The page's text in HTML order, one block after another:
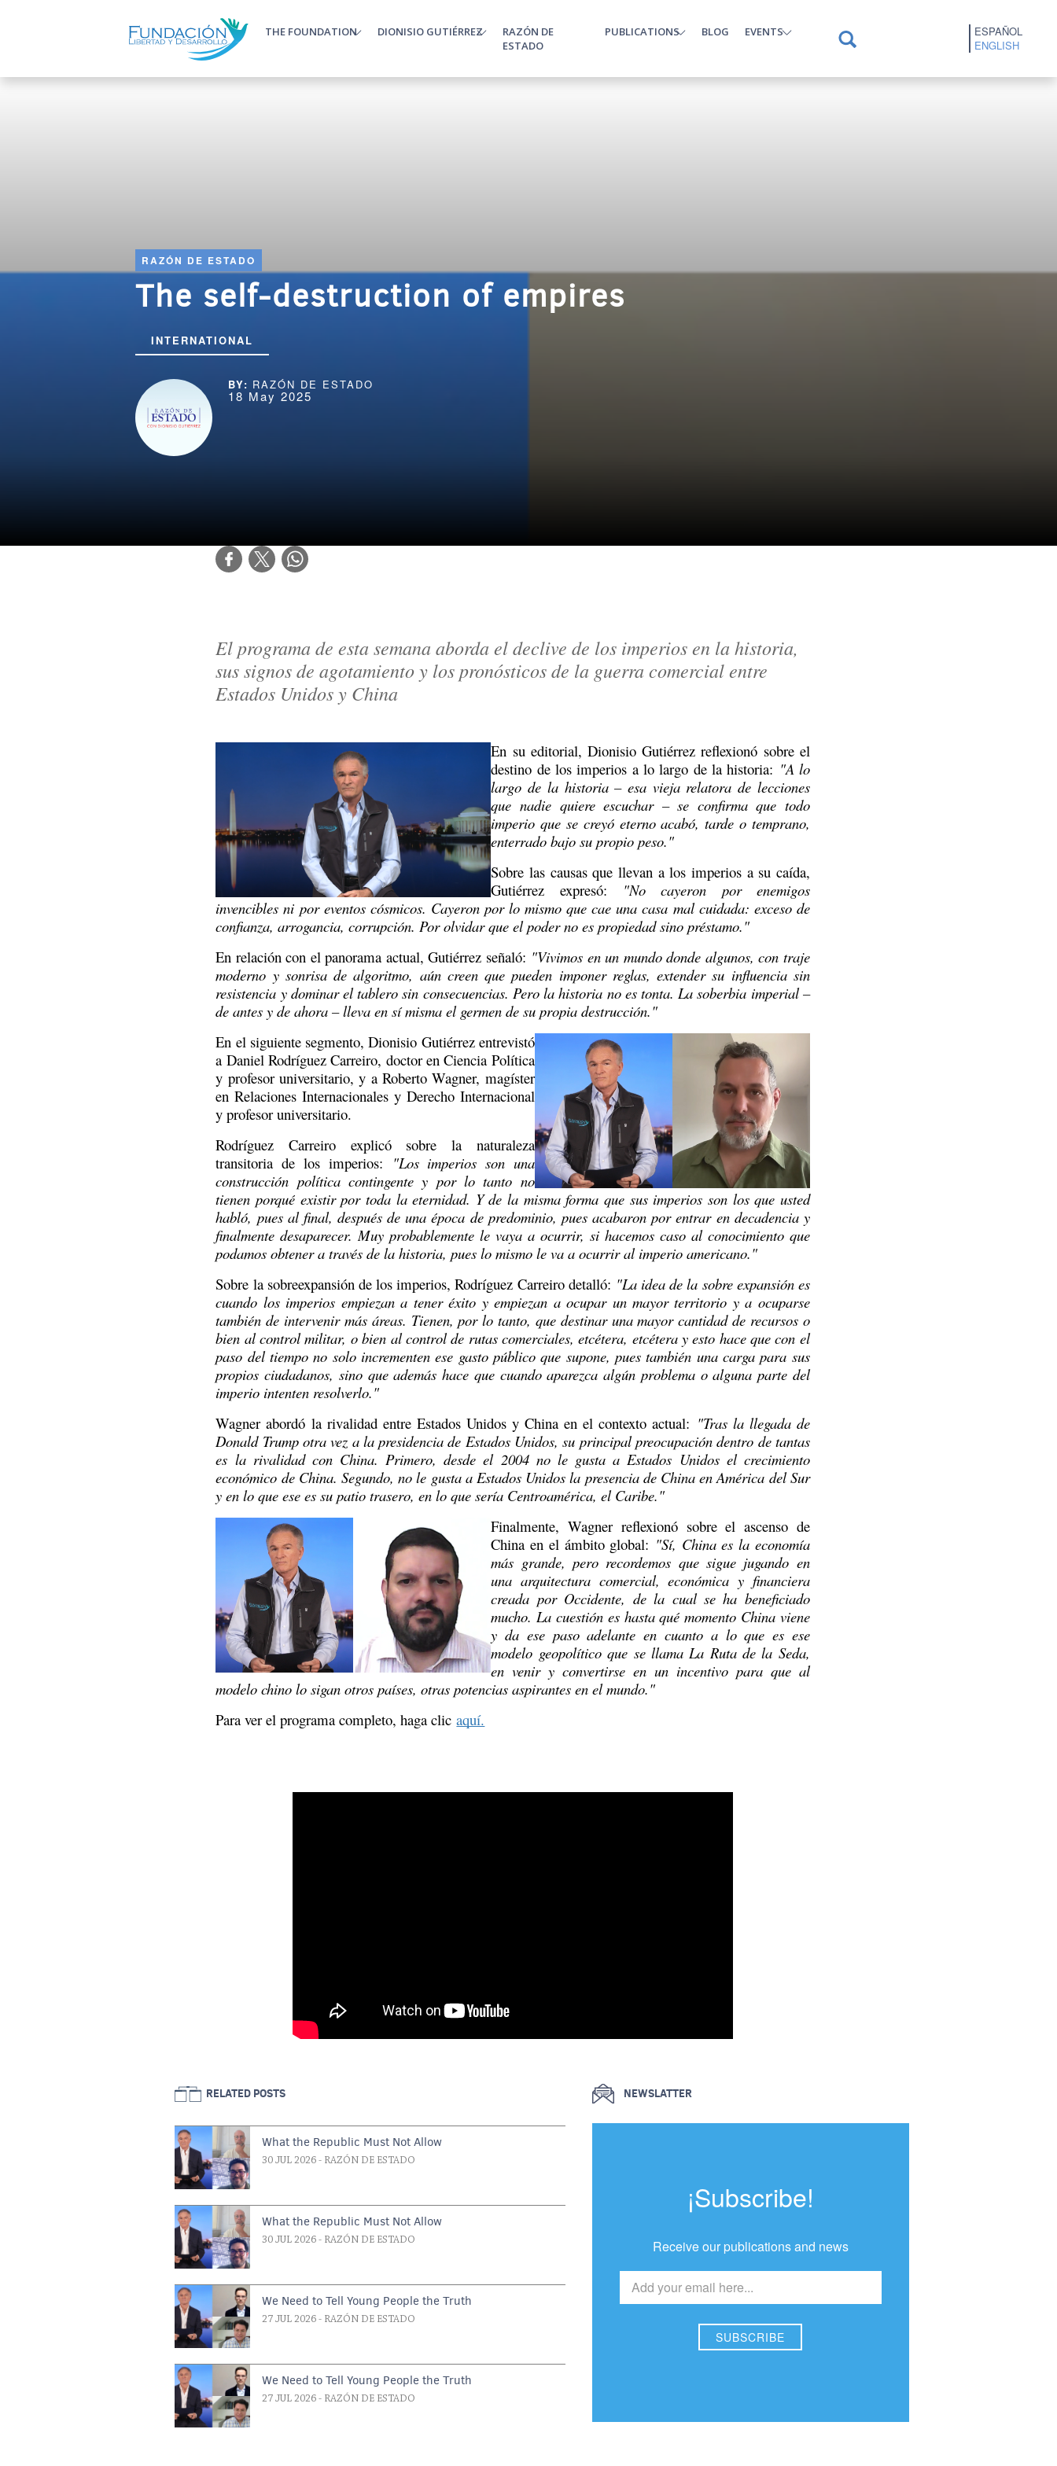
THE FOUNDATION DIONISIO GUTIÉRREZ
RAZÓN DE
ESTADO
PUBLICATIONS BLOG EVENTS
ESPAÑOL
ENGLISH
RAZÓN DE ESTADO
The self-destruction of empires
INTERNATIONAL
RAZÓN DE ESTADO
18 May 2025
El programa de esta semana aborda el declive de los imperios en la historia,
sus signos de agotamiento y los pronósticos de la guerra comercial entre
Estados Unidos y China
En su editorial, Dionisio Gutiérrez reflexionó sobre el
destino de los imperios a lo largo de la historia: "A lo
largo de la historia – esa vieja relatora de lecciones
que nadie quiere escuchar – se confirma que todo
imperio que se creyó eterno acabó, tarde o temprano,
enterrado bajo su propio peso."
Sobre las causas que llevan a los imperios a su caída,
Gutiérrez expresó: "No cayeron por enemigos
invencibles ni por eventos cósmicos. Cayeron por lo mismo que cae una casa mal cuidada: exceso de
confianza, arrogancia, corrupción. Por olvidar que el poder no es propiedad sino préstamo."
En relación con el panorama actual, Gutiérrez señaló: "Vivimos en un mundo donde algunos, con traje
moderno y sonrisa de algoritmo, aún creen que pueden imponer reglas, extender su influencia sin
resistencia y dominar el tablero sin consecuencias. Pero la historia no es tonta. La soberbia imperial –
de antes y de ahora – lleva en sí misma el germen de su propia destrucción."
En el siguiente segmento, Dionisio Gutiérrez entrevistó
a Daniel Rodríguez Carreiro, doctor en Ciencia Política
y profesor universitario, y a Roberto Wagner, magíster
en Relaciones Internacionales y Derecho Internacional
y profesor universitario.
Rodríguez Carreiro explicó sobre la naturaleza
transitoria de los imperios: "Los imperios son una
construcción política contingente y por lo tanto no
tienen porqué existir por toda la eternidad. Y de la misma forma que sus imperios son los que usted
habló, pues al final, después de una época de predominio, pues acabaron por entrar en decadencia y
finalmente desaparecer. Muy probablemente le vaya a ocurrir, si hacemos caso al conocimiento que
podamos obtener a través de la historia, pues lo mismo le va a ocurrir al imperio americano."
Sobre la sobreexpansión de los imperios, Rodríguez Carreiro detalló: "La idea de la sobre expansión es
cuando los imperios empiezan a tener éxito y empiezan a ocupar un mayor territorio y a ocuparse
también de intervenir más áreas. Tienen, por lo tanto, que destinar una mayor cantidad de recursos o
bien al control militar, o bien al control de rutas comerciales, etcétera, etcétera y esto hace que con el
paso del tiempo no solo incrementen ese gasto público que supone, pues también una carga para sus
propios ciudadanos, sino que además hace que cuando aparezca algún problema o alguna parte del
imperio intenten resolverlo."
Wagner abordó la rivalidad entre Estados Unidos y China en el contexto actual: "Tras la llegada de
Donald Trump otra vez a la presidencia de Estados Unidos, su principal preocupación dentro de tantas
es la rivalidad con China. Primero, desde el 2004 no le gusta a Estados Unidos el crecimiento
económico de China. Segundo, no le gusta a Estados Unidos la presencia de China en América del Sur
y en lo que ese es su patio trasero, en lo que sería Centroamérica, el Caribe."
Finalmente, Wagner reflexionó sobre el ascenso de
China en el ámbito global: "Sí, China es la economía
más grande, pero recordemos que sigue jugando en
una arquitectura comercial, económica y financiera
creada por Occidente, de la cual se ha beneficiado
mucho. La cuestión es hasta qué momento China viene
y da ese paso adelante en cuanto a lo que es ese
modelo geopolítico que se llama La Ruta de la Seda,
en venir y convertirse en un incentivo para que al
modelo chino lo sigan otros países, otras potencias aspirantes en el mundo."
Para ver el programa completo, haga clic aquí.
RELATED POSTS
What the Republic Must Not Allow
30 JUL 2026 - RAZÓN DE ESTADO
What the Republic Must Not Allow
30 JUL 2026 - RAZÓN DE ESTADO
We Need to Tell Young People the Truth
27 JUL 2026 - RAZÓN DE ESTADO
We Need to Tell Young People the Truth
27 JUL 2026 - RAZÓN DE ESTADO
NEWSLATTER
¡Subscribe!
Receive our publications and news